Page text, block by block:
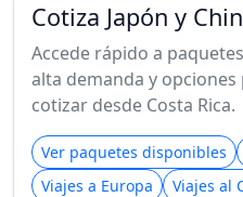
Cotiza Japón y
Accede rápido a
alta demanda y
cotizar desde Costa Rica.
Ver paquetes disponibles
Viajes a Europa
Viajes al